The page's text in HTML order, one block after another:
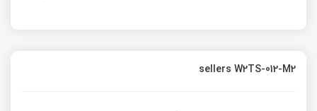
sellers W2TS-012-M2